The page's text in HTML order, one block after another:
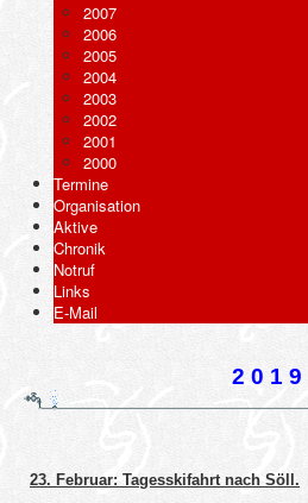
2007
2006
2005
2004
2003
2002
2001
2000
Termine
Organisation
Aktive
Chronik
Notruf
Links
E-Mail
2 0 1 9
23. Februar: Tagesskifahrt nach Söll.